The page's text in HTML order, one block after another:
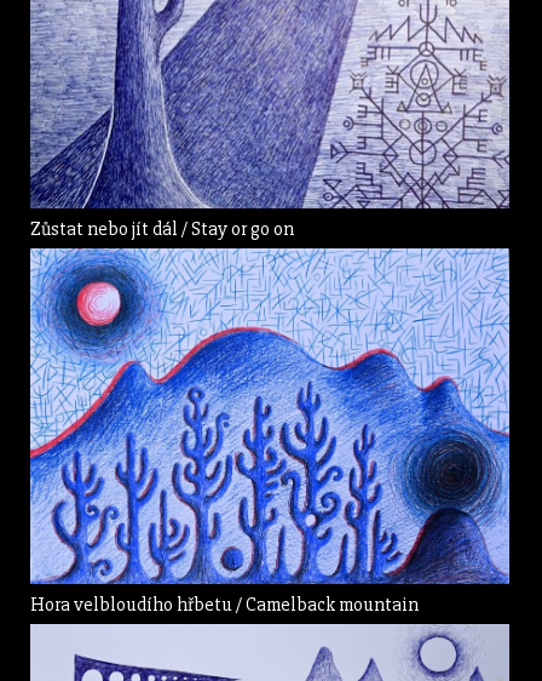
Zůstat nebo jít dál / Stay or go on
Hora velbloudího hřbetu / Camelback mountain